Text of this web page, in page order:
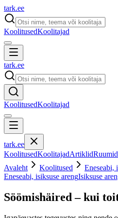
tark.ee
KoolitusedKoolitajad
tark.ee
KoolitusedKoolitajad
tark.ee
KoolitusedKoolitajadArtiklid
Avaleht
Koolitused Eneseabi,
Eneseabi, isiksuse arengIsiksuse
Söömishäired – kui